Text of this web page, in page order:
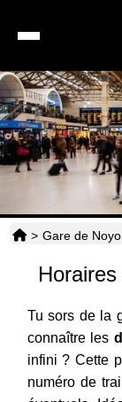
> Gare de
Tu sors de la
connaître les
infini ? Cette
numéro de